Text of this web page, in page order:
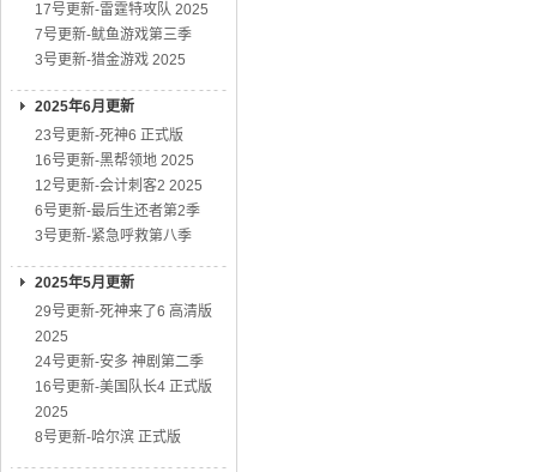
17号更新-雷霆特攻队 2025
7号更新-鱿鱼游戏第三季
3号更新-猎金游戏 2025
2025年6月更新
23号更新-死神6 正式版
16号更新-黑帮领地 2025
12号更新-会计刺客2 2025
6号更新-最后生还者第2季
3号更新-紧急呼救第八季
2025年5月更新
29号更新-死神来了6 高清版
2025
24号更新-安多 神剧第二季
16号更新-美国队长4 正式版
2025
8号更新-哈尔滨 正式版